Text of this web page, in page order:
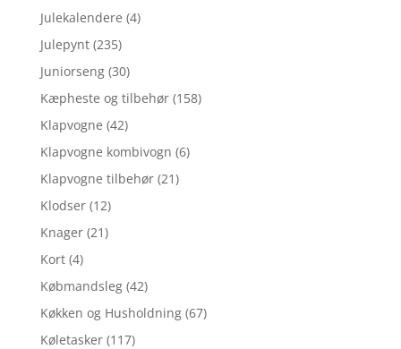
Julekalendere (4)
Julepynt (235)
Juniorseng (30)
Kæpheste og tilbehør (158)
Klapvogne (42)
Klapvogne kombivogn (6)
Klapvogne tilbehør (21)
Klodser (12)
Knager (21)
Kort (4)
Købmandsleg (42)
Køkken og Husholdning (67)
Køletasker (117)